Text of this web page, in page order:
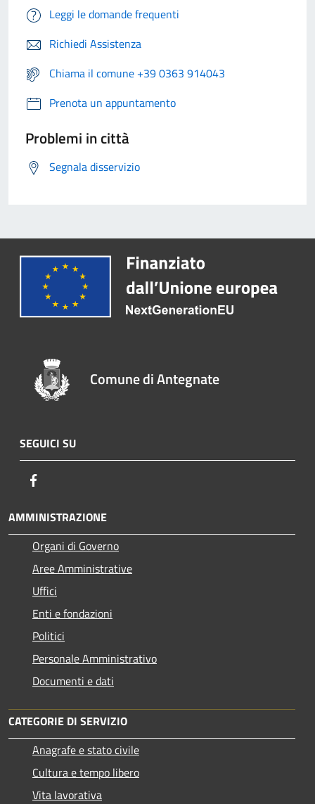
Leggi le domande frequenti
Richiedi Assistenza
Chiama il comune +39 0363 914043
Prenota un appuntamento
Problemi in città
Segnala disservizio
Comune di Antegnate
SEGUICI SU
AMMINISTRAZIONE
Organi di Governo
Aree Amministrative
Uffici
Enti e fondazioni
Politici
Personale Amministrativo
Documenti e dati
CATEGORIE DI SERVIZIO
Anagrafe e stato civile
Cultura e tempo libero
Vita lavorativa